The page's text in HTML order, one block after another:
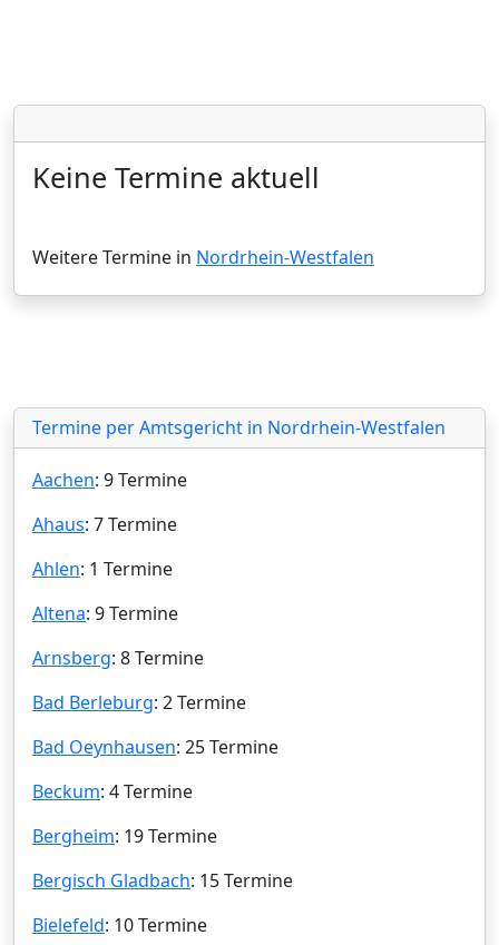
Keine Termine aktuell
Weitere Termine in Nordrhein-Westfalen
Termine per Amtsgericht in Nordrhein-Westfalen
Aachen: 9 Termine
Ahaus: 7 Termine
Ahlen: 1 Termine
Altena: 9 Termine
Arnsberg: 8 Termine
Bad Berleburg: 2 Termine
Bad Oeynhausen: 25 Termine
Beckum: 4 Termine
Bergheim: 19 Termine
Bergisch Gladbach: 15 Termine
Bielefeld: 10 Termine